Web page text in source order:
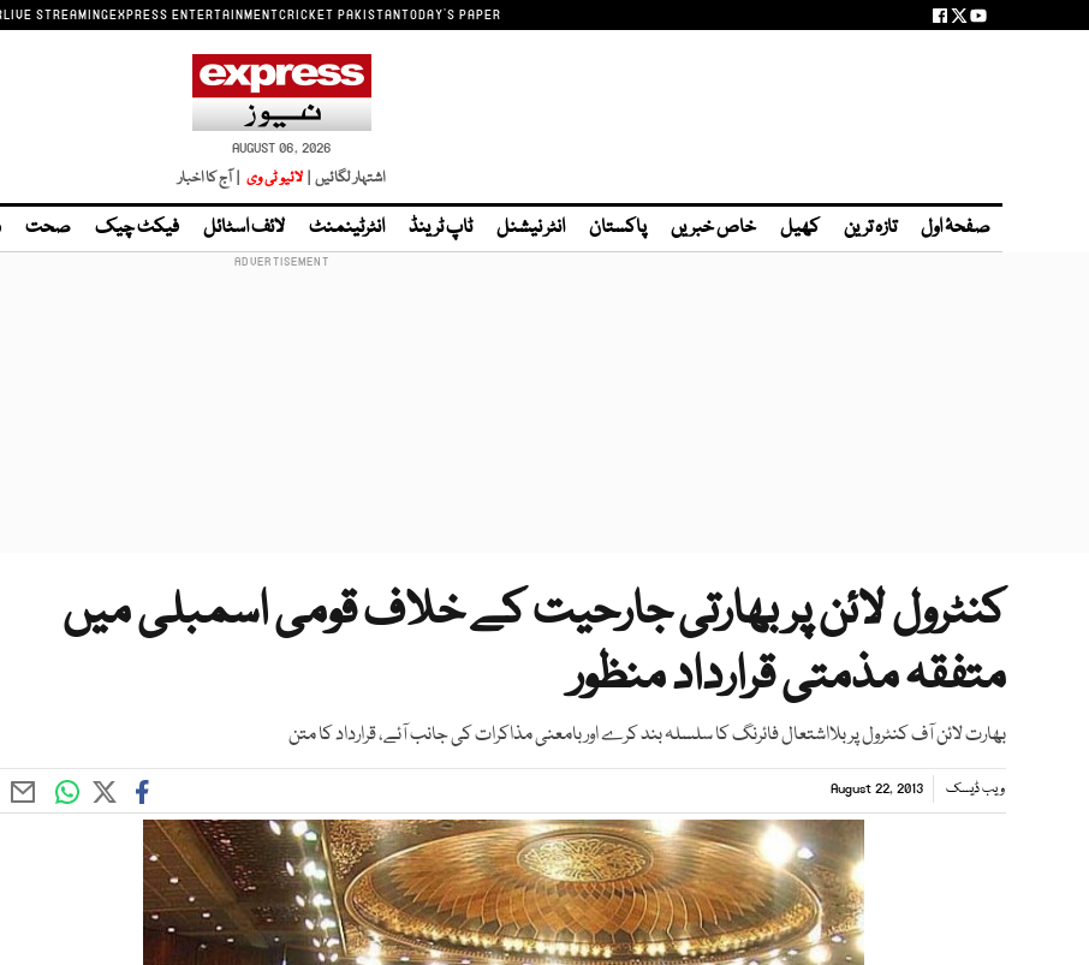
LIVE STREAMINGEXPRESS ENTERTAINMENTCRICKET PAKISTANTODAY'S PAPER
AUGUST 06, 2026
اشتہار لگائیں | لائیو ٹی وی | آج کا اخبار
صفحۂ اول تازہ ترین کھیل خاص خبریں پاکستان انٹر نیشنل ٹاپ ٹرینڈ انٹرٹینمنٹ لائف اسٹائل فیکٹ چیک صحت
کنٹرول لائن پر بھارتی جارحیت کے خلاف قومی اسمبلی میں
متفقہ مذمتی قرارداد منظور
بھارت لائن آف کنٹرول پر بلااشتعال فائرنگ کا سلسلہ بند کرے اور بامعنی مذاکرات کی جانب آئے، قرارداد کا متن
ویب ڈیسک August 22, 2013